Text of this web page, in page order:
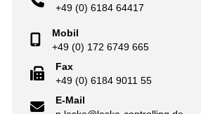
+49 (0) 6184 64417
Mobil
+49 (0) 172 6749 665
Fax
+49 (0) 6184 9011 55
E-Mail